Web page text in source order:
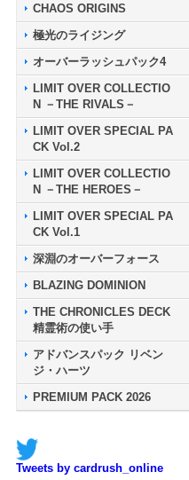
CHAOS ORIGINS
極光のライジング
オーバーラッシュパック4
LIMIT OVER COLLECTIO
N －THE RIVALS－
LIMIT OVER SPECIAL PA
CK Vol.2
LIMIT OVER COLLECTIO
N －THE HEROES－
LIMIT OVER SPECIAL PA
CK Vol.1
深淵のオーバーフォース
BLAZING DOMINION
THE CHRONICLES DECK
精霊術の使い手
アドバンスパック リベン
ジ・ハーツ
PREMIUM PACK 2026
Tweets by cardrush_online